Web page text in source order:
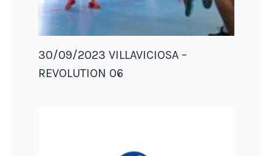
30/09/2023 VILLAVICIOSA –
REVOLUTION 06